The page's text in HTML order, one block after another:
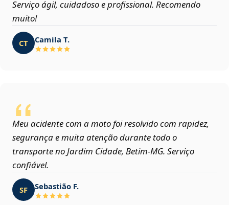
Serviço ágil, cuidadoso e profissional. Recomendo
muito!
CT Camila T.
Meu acidente com a moto foi resolvido com rapidez,
segurança e muita atenção durante todo o
transporte no Jardim Cidade, Betim‑MG. Serviço
confiável.
SF Sebastião F.